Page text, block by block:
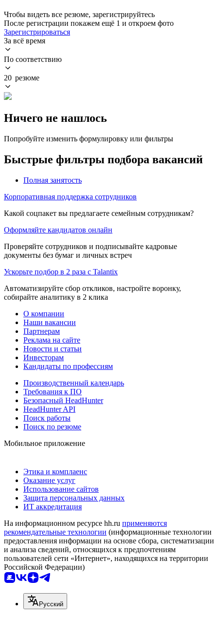
Чтобы видеть все резюме, зарегистрируйтесь
После регистрации покажем ещё 1 и откроем фото
Зарегистрироваться
За всё время
По соответствию
20 резюме
Ничего не нашлось
Попробуйте изменить формулировку или фильтры
Быстрые фильтры подбора вакансий
Полная занятость
Корпоративная поддержка сотрудников
Какой соцпакет вы предлагаете семейным сотрудникам?
Оформляйте кандидатов онлайн
Проверяйте сотрудников и подписывайте кадровые
документы без бумаг и личных встреч
Ускорьте подбор в 2 раза с Talantix
Автоматизируйте сбор откликов, настройте воронку,
собирайте аналитику в 2 клика
О компании
Наши вакансии
Партнерам
Реклама на сайте
Новости и статьи
Инвесторам
Кандидаты по профессиям
Производственный календарь
Требования к ПО
Безопасный HeadHunter
HeadHunter API
Поиск работы
Поиск по резюме
Мобильное приложение
Этика и комплаенс
Оказание услуг
Использование сайтов
Защита персональных данных
ИТ аккредитация
На информационном ресурсе hh.ru применяются
рекомендательные технологии (информационные технологии
предоставления информации на основе сбора, систематизации
и анализа сведений, относящихся к предпочтениям
пользователей сети «Интернет», находящихся на территории
Российской Федерации)
Русский